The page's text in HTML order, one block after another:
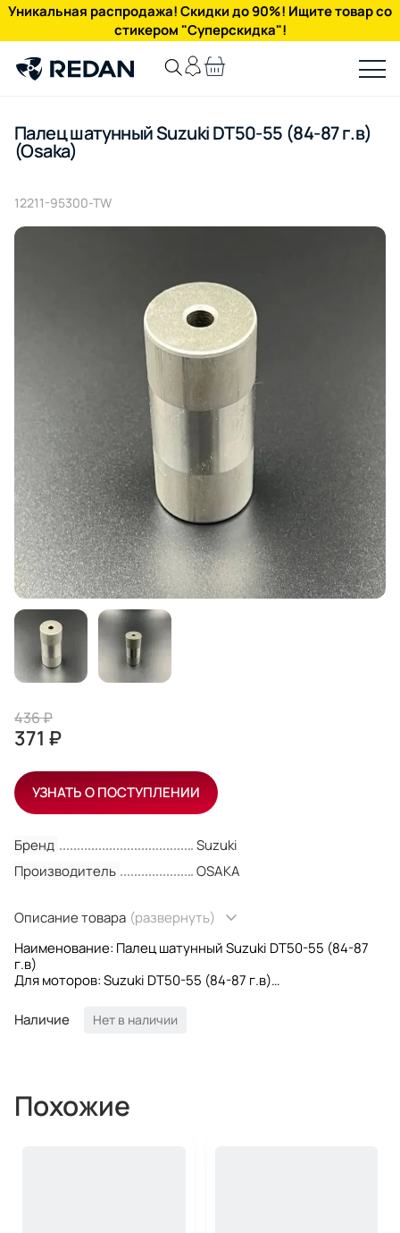
Уникальная распродажа! Скидки до 90%! Ищите товар со
стикером "Суперскидка"!
Палец шатунный Suzuki DT50-55 (84-87 г.в)
(Osaka)
12211-95300-TW
Бренд
Suzuki
Производитель
OSAKA
Описание товара (развернуть)
Наименование: Палец шатунный Suzuki DT50-55 (84-87
г.в)
Для моторов: Suzuki DT50-55 (84-87 г.в)
Длина: 64 мм
OEM номера: 12211-95300; 1221195300
Наличие Нет в наличии
436 ₽
371 ₽
УЗНАТЬ О ПОСТУПЛЕНИИ
Похожие